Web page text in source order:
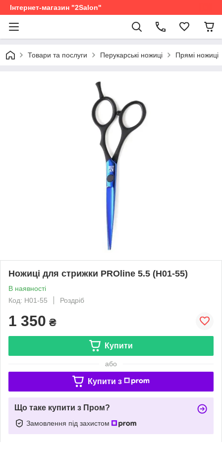
Інтернет-магазин "2Salon"
Товари та послуги Перукарські ножиці Прямі ножиці
Ножиці для стрижки PROline 5.5 (H01-55)
В наявності
Код: H01-55
Роздріб
1 350 ₴
Купити
або
Купити з
Що таке купити з Пром?
Замовлення під захистом